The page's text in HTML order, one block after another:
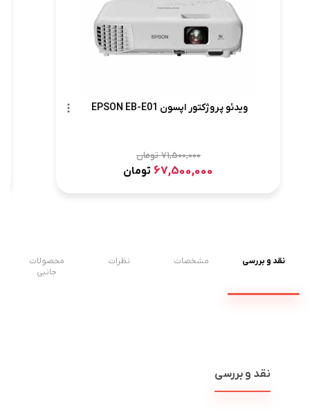
ویدئو پروژکتور اپسون EPSON EB-E01
71,500,000تومان
67,500,000 تومان
نقد و بررسی مشخصات نظرات
محصولات
جانبی
نقد و بررسی